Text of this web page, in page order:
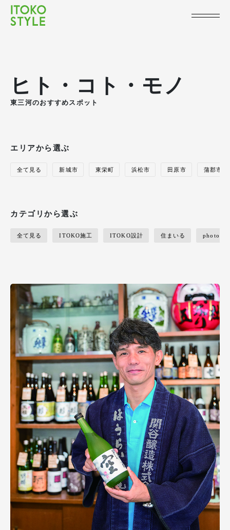
ヒト・コト・モノ
東三河のおすすめスポット
エリアから選ぶ
全て見る 新城市 東栄町 浜松市 田原市 蒲郡市
カテゴリから選ぶ
全て見る ITOKO施工 ITOKO設計 住まいる